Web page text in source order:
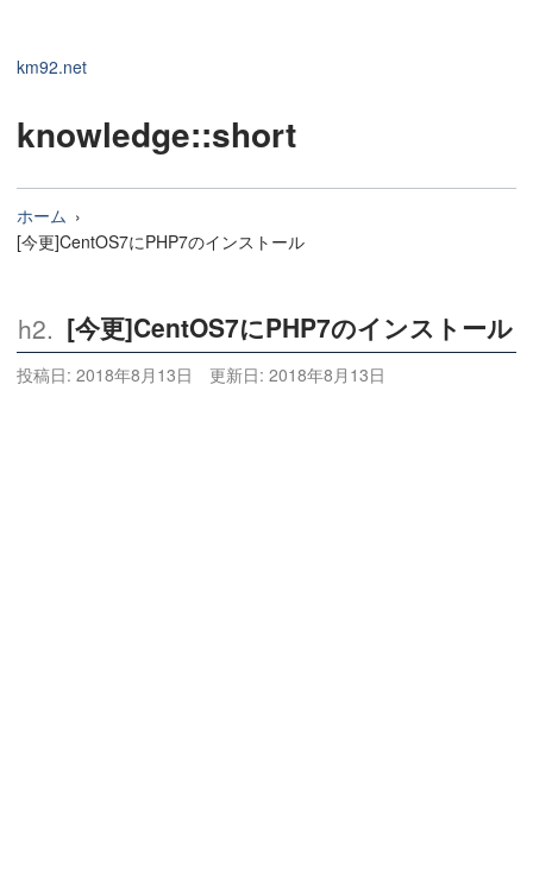
km92.net
knowledge::short
ホーム
[今更]CentOS7にPHP7のインストール
[今更]CentOS7にPHP7のインストール
投稿日: 2018年8月13日 更新日: 2018年8月13日